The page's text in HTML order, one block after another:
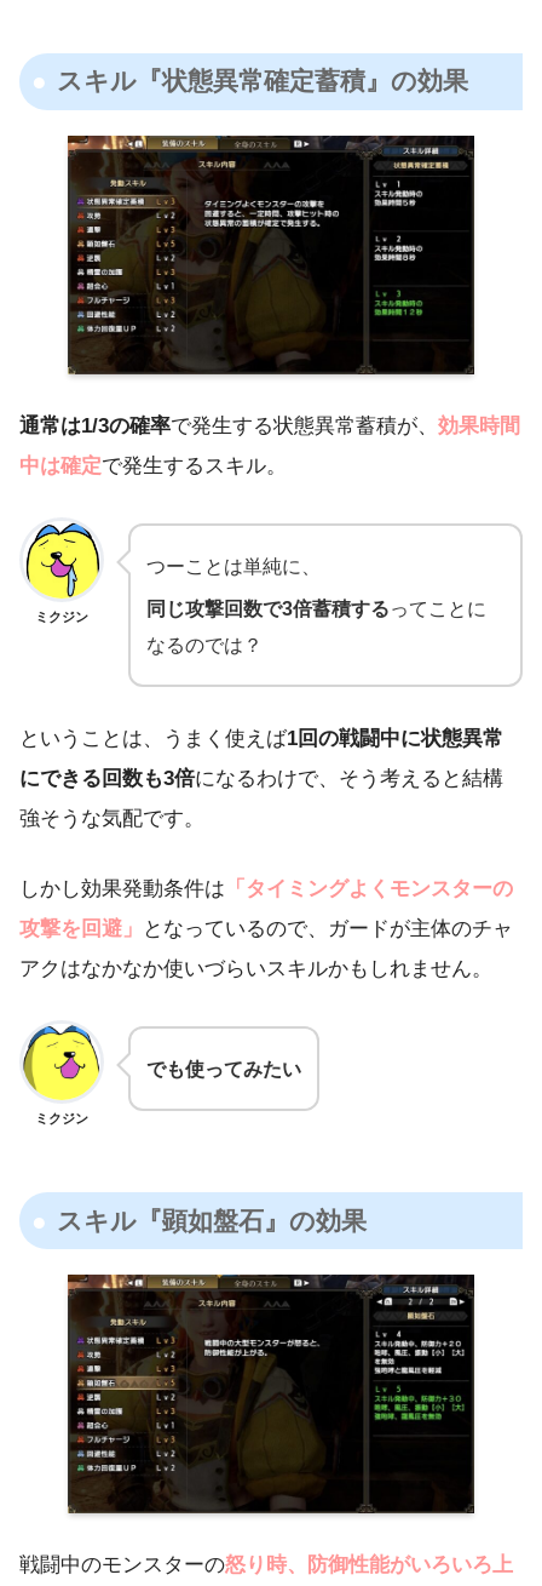
スキル『状態異常確定蓄積』の効果
通常は1/3の確率で発生する状態異常蓄積が、 効果時間
中は確定で発生するスキル。
ミクジン
つーことは単純に、
同じ攻撃回数で3倍蓄積するってことに
なるのでは？
ということは、うまく使えば1回の戦闘中に状態異常
にできる回数も3倍になるわけで、そう考えると結構
強そうな気配です。
しかし効果発動条件は 「タイミングよくモンスターの
攻撃を回避」 となっているので、ガードが主体のチャ
アクはなかなか使いづらいスキルかもしれません。
ミクジン
でも使ってみたい
スキル『顕如盤石』の効果
戦闘中のモンスターの怒り時、防御性能がいろいろ上